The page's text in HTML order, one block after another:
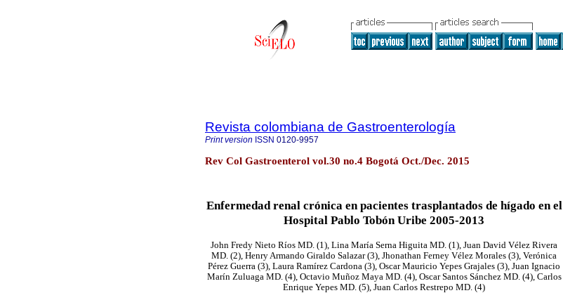
Revista colombiana de Gastroenterología
Print version ISSN 0120-9957
Rev Col Gastroenterol vol.30 no.4 Bogotá Oct./Dec. 2015
Enfermedad renal crónica en pacientes trasplantados de hígado en el
Hospital Pablo Tobón Uribe 2005-2013
John Fredy Nieto Ríos MD. (1), Lina María Serna Higuita MD. (1), Juan David Vélez Rivera
MD. (2), Henry Armando Giraldo Salazar (3), Jhonathan Ferney Vélez Morales (3), Verónica
Pérez Guerra (3), Laura Ramírez Cardona (3), Oscar Mauricio Yepes Grajales (3), Juan Ignacio
Marín Zuluaga MD. (4), Octavio Muñoz Maya MD. (4), Oscar Santos Sánchez MD. (4), Carlos
Enrique Yepes MD. (5), Juan Carlos Restrepo MD. (4)